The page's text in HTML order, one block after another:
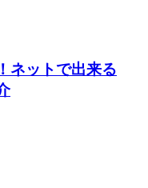
ネットで出来る